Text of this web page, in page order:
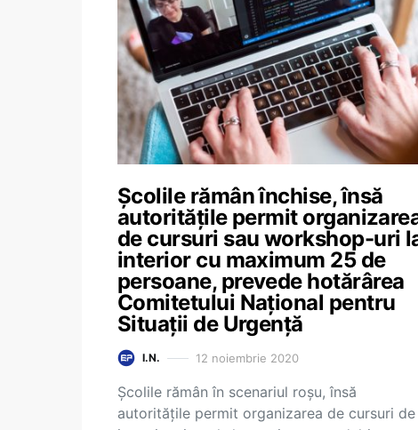
Școlile rămân închise, însă
autoritățile permit
de cursuri sau workshop-uri
interior cu maximum 25 de
persoane, prevede hotărârea
Comitetului Național pentru
Situații de Urgență
I.N. 12 noiembrie 2020
Școlile rămân în scenariul roșu, însă
autoritățile permit organizarea de cursuri de